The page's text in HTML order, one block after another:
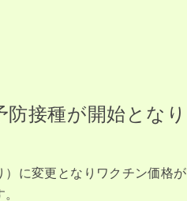
防接種が開始となり
に変更となりワクチン価格が